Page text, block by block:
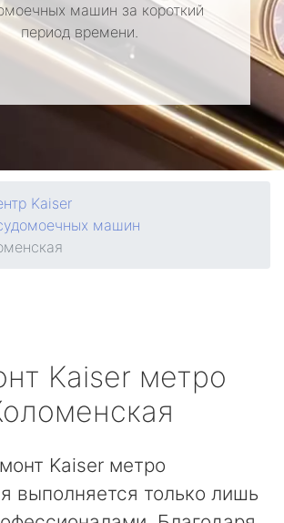
машин за короткий
период времени.
Kaiser
машин
Kaiser метро
Kaiser метро
выполняется только лишь